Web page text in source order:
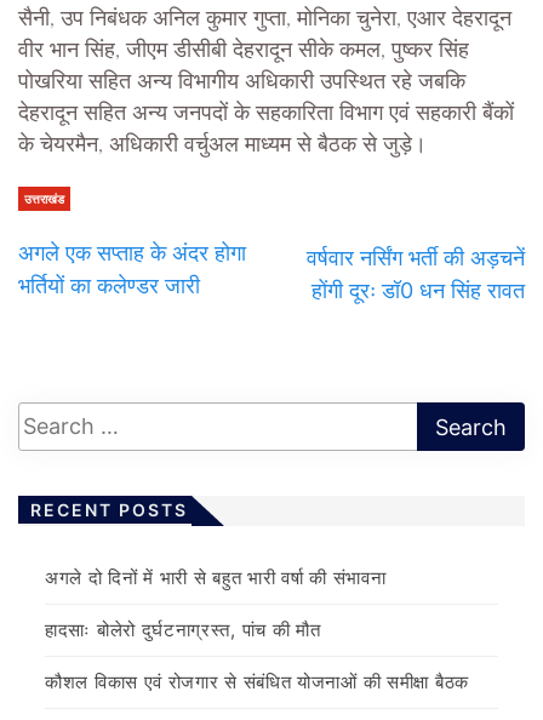
सैनी, उप निबंधक अनिल कुमार गुप्ता, मोनिका चुनेरा, एआर देहरादून
वीर भान सिंह, जीएम डीसीबी देहरादून सीके कमल, पुष्कर सिंह
पोखरिया सहित अन्य विभागीय अधिकारी उपस्थित रहे जबकि
देहरादून सहित अन्य जनपदों के सहकारिता विभाग एवं सहकारी बैंकों
के चेयरमैन, अधिकारी वर्चुअल माध्यम से बैठक से जुड़े।
उत्तराखंड
अगले एक सप्ताह के अंदर होगा
भर्तियों का कलेण्डर जारी
वर्षवार नर्सिंग भर्ती की अड़चनें
होंगी दूरः डॉ0 धन सिंह रावत
RECENT POSTS
अगले दो दिनों में भारी से बहुत भारी वर्षा की संभावना
हादसाः बोलेरो दुर्घटनाग्रस्त, पांच की मौत
कौशल विकास एवं रोजगार से संबंधित योजनाओं की समीक्षा बैठक